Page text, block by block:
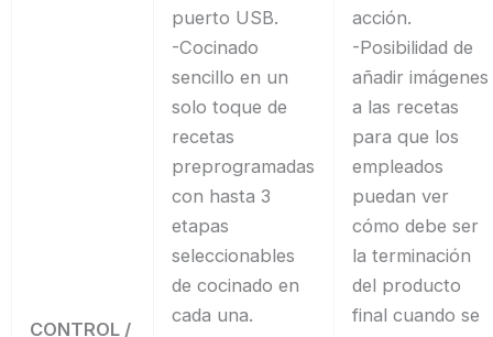
CONTROL /
puerto USB.
-Cocinado
sencillo en un
solo toque de
recetas
preprogramadas
con hasta 3
etapas
seleccionables
de cocinado en
cada una.
acción.
-Posibilidad de
añadir imágenes
a las recetas
para que los
empleados
puedan ver
cómo debe ser
la terminación
del producto
final cuando se